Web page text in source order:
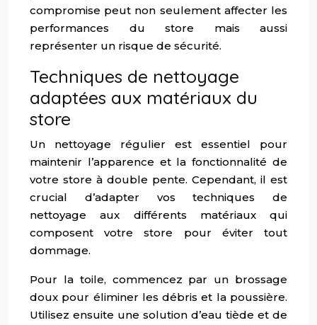
compromise peut non seulement affecter les
performances du store mais aussi
représenter un risque de sécurité.
Techniques de nettoyage
adaptées aux matériaux du
store
Un nettoyage régulier est essentiel pour
maintenir l’apparence et la fonctionnalité de
votre store à double pente. Cependant, il est
crucial d’adapter vos techniques de
nettoyage aux différents matériaux qui
composent votre store pour éviter tout
dommage.
Pour la toile, commencez par un brossage
doux pour éliminer les débris et la poussière.
Utilisez ensuite une solution d’eau tiède et de